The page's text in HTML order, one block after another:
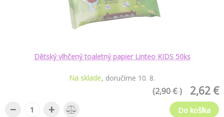
Dětský vlhčený toaletný papier Linteo KIDS 50ks
Na sklade doručíme 10. 8.
2,62 €
(2,90 € )
− + Do košíka